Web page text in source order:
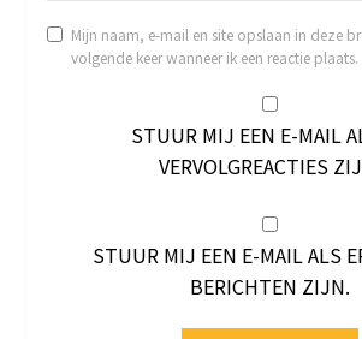
Mijn naam, e-mail en site opslaan in deze
volgende keer wanneer ik een reactie plaats.
STUUR MIJ EEN E-MAIL
VERVOLGREACTIES
STUUR MIJ EEN E-MAIL ALS
BERICHTEN ZIJN.